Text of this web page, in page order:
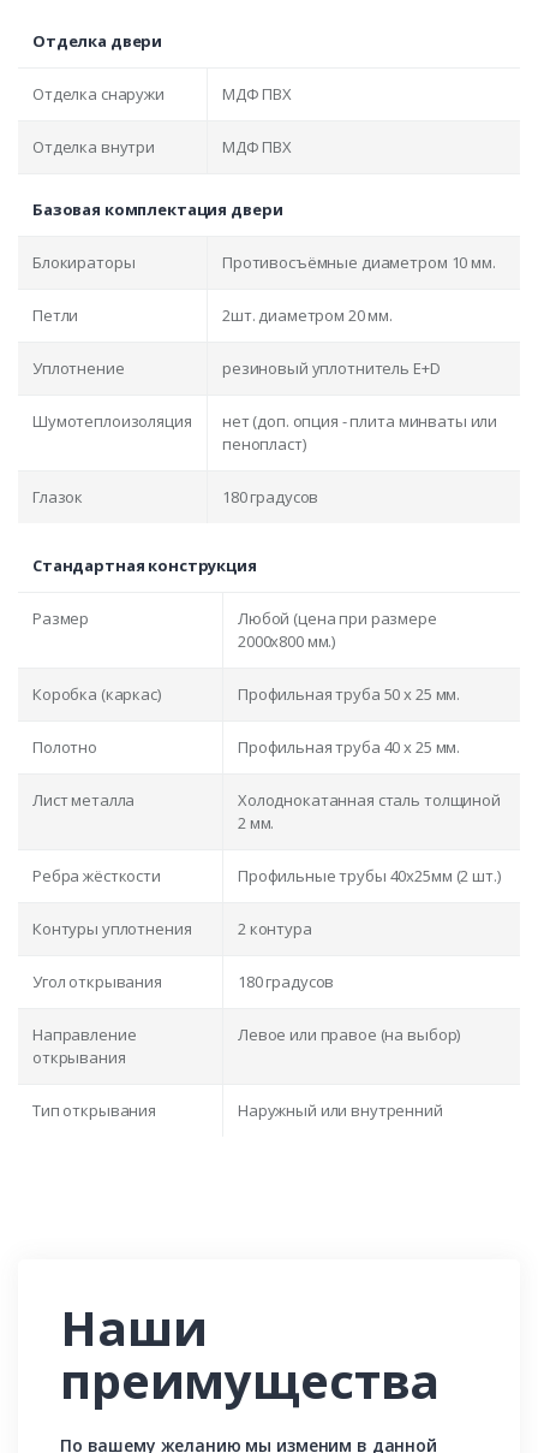
Отделка двери
Отделка снаружи МДФ ПВХ
Отделка внутри МДФ ПВХ
Базовая комплектация двери
Блокираторы Противосъёмные диаметром 10 мм.
Петли 2шт. диаметром 20 мм.
Уплотнение резиновый уплотнитель E+D
Шумотеплоизоляция
нет (доп. опция - плита минваты или
пенопласт)
Глазок 180 градусов
Стандартная конструкция
Размер
Любой (цена при размере
2000x800 мм.)
Коробка (каркас) Профильная труба 50 х 25 мм.
Полотно Профильная труба 40 х 25 мм.
Лист металла
Холоднокатанная сталь толщиной
2 мм.
Ребра жёсткости Профильные трубы 40х25мм (2 шт.)
Контуры уплотнения 2 контура
Угол открывания 180 градусов
Направление
открывания
Левое или правое (на выбор)
Тип открывания Наружный или внутренний
Наши
преимущества
По вашему желанию мы изменим в данной